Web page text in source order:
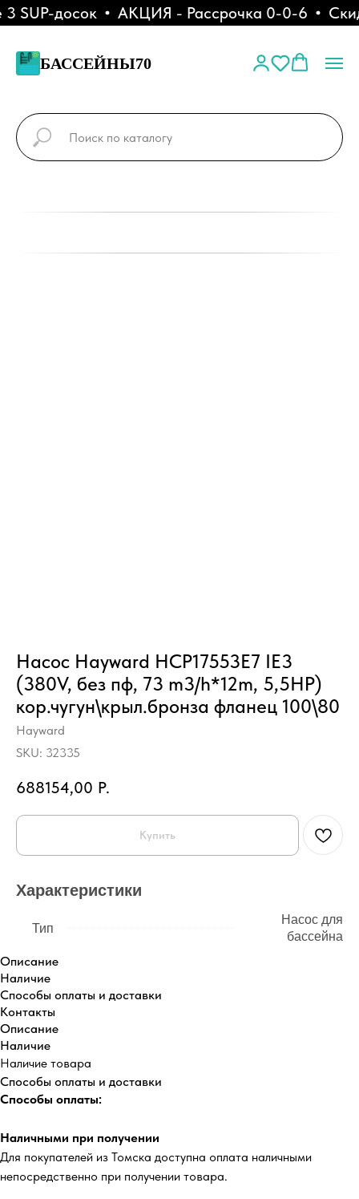
досок АКЦИЯ - Рассрочка 0-0-6
БАССЕЙНЫ70
Насос Hayward HCP17553E7 IE3
(380V, без пф, 73 m3/h*12m, 5,5HP)
кор.чугун\крыл.бронза фланец 100\80
Hayward
SKU: 32335
688154,00 Р.
Купить
Характеристики
Тип
Насос для
бассейна
Описание
Наличие
Способы оплаты и доставки
Контакты
Описание
Наличие
Наличие товара
Способы оплаты и доставки
Способы оплаты:
Наличными при получении
Для покупателей из Томска доступна оплата наличными
непосредственно при получении товара.